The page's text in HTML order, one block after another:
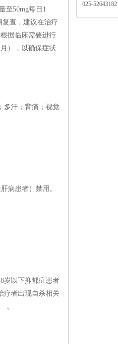
至50mg每日1
查，建议在治疗
据临床需要进行
），以确保症状
多汗；背痛；视觉
病患者）禁用。
岁以下抑郁症患者
疗者出现自杀相关
。
025-52643182